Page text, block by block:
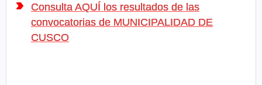
Consulta AQUÍ los resultados de las
convocatorias de MUNICIPALIDAD DE
CUSCO